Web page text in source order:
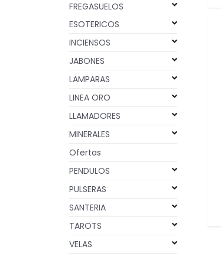
FREGASUELOS
ESOTERICOS
INCIENSOS
JABONES
LAMPARAS
LINEA ORO
LLAMADORES
MINERALES
Ofertas
PENDULOS
PULSERAS
SANTERIA
TAROTS
VELAS